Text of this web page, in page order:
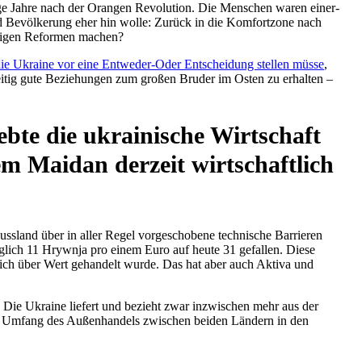
Jahre nach der Orangen Revo­lu­tion. Die Men­schen waren einer­
Bevöl­ke­rung eher hin wolle: Zurück in die Kom­fort­zone nach
Refor­men machen?
Ukraine vor eine Ent­we­der-Oder Ent­schei­dung stellen müsse,
gute Bezie­hun­gen zum großen Bruder im Osten zu erhal­ten –
die ukrai­ni­sche Wirt­schaft
Maidan derzeit wirt­schaft­lich
über in aller Regel vor­ge­scho­bene tech­ni­sche Bar­rie­ren
11 Hrywnja pro einem Euro auf heute 31 gefal­len. Diese
über Wert gehan­delt wurde. Das hat aber auch Aktiva und
Ukraine liefert und bezieht zwar inzwi­schen mehr aus der
des Außen­han­dels zwi­schen beiden Ländern in den